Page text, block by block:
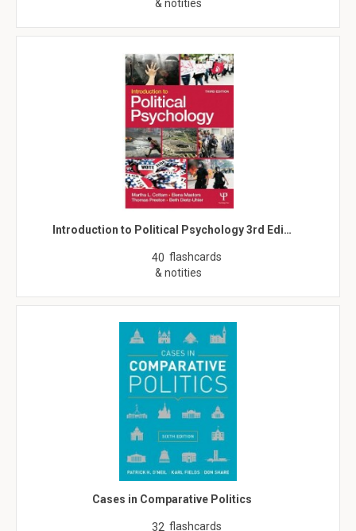
& notities
Introduction to Political Psychology 3rd Edi…
40 flashcards
& notities
Cases in Comparative Politics
32 flashcards